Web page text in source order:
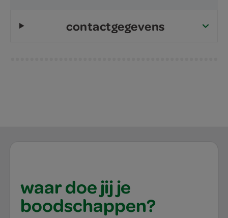
contactgegevens
waar doe jij je
boodschappen?